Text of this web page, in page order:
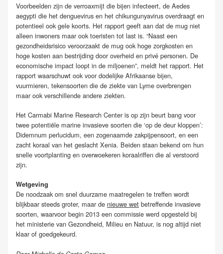
Voorbeelden zijn de verroaxmijt die bijen infecteert, de Aedes
aegypti die het denguevirus en het chikungunyavirus overdraagt en
potentieel ook gele koorts. Het rapport geeft aan dat de mug niet
alleen inwoners maar ook toeristen tot last is. “Naast een
gezondheidsrisico veroorzaakt de mug ook hoge zorgkosten en
hoge kosten aan bestrijding door overheid en privé personen. De
economische impact loopt in de miljoenen”, meldt het rapport. Het
rapport waarschuwt ook voor dodelijke Afrikaanse bijen,
vuurmieren, tekensoorten die de ziekte van Lyme overbrengen
maar ook verschillende andere ziekten.
Het Carmabi Marine Research Center is op zijn beurt bang voor
twee potentiële marine invasieve soorten die ‘op de deur kloppen’:
Didemnum perlucidum, een zogenaamde zakpijpensoort, en een
zacht koraal van het geslacht Xenia. Beiden staan bekend om hun
snelle voortplanting en overwoekeren koraalriffen die al verstoord
zijn.
Wetgeving
De noodzaak om snel duurzame maatregelen te treffen wordt
blijkbaar steeds groter, maar de nieuwe wet betreffende invasieve
soorten, waarvoor begin 2013 een commissie werd opgesteld bij
het ministerie van Gezondheid, Milieu en Natuur, is nog altijd niet
klaar of goedgekeurd.